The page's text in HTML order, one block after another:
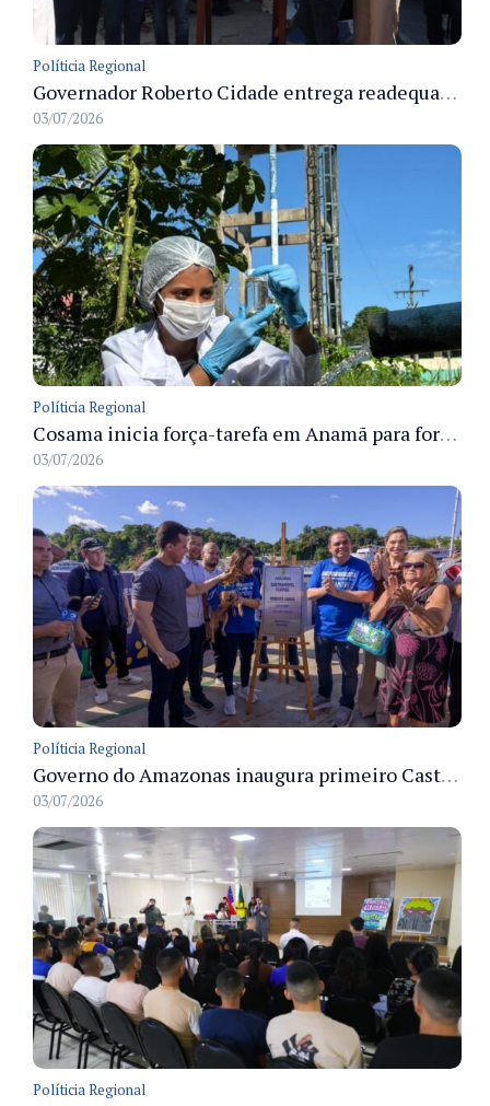
Políticia Regional
Governador Roberto Cidade entrega readequação do ambulatório da FCecon e amplia capacidade de atendimento oncológico em Manaus
03/07/2026
Políticia Regional
Cosama inicia força-tarefa em Anamã para fortalecer abastecimento de água e segurança hídrica da população
03/07/2026
Políticia Regional
Governo do Amazonas inaugura primeiro Castramóvel Fluvial para atendimento veterinário às comunidades ribeirinhas e castração gratuita
03/07/2026
Políticia Regional